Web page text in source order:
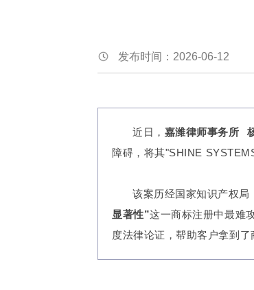
发布时间：2026-06-12
近日， 嘉潍律师事务所
障碍，将其"SHINE
该案历经国家知识产权局
显著性”这一商标注册中最难
度法律论证，帮助客户拿到了